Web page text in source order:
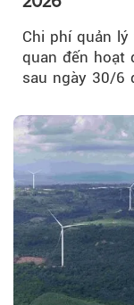
Chi phí quản
quan đến hoạt
sau ngày 30/6